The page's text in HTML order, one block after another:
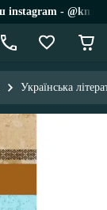
instagram -
Українська